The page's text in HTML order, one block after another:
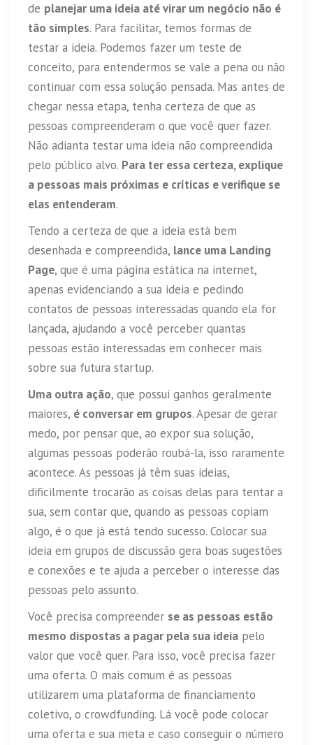
de planejar uma ideia até virar um negócio não é
tão simples. Para facilitar, temos formas de
testar a ideia. Podemos fazer um teste de
conceito, para entendermos se vale a pena ou não
continuar com essa solução pensada. Mas antes de
chegar nessa etapa, tenha certeza de que as
pessoas compreenderam o que você quer fazer.
Não adianta testar uma ideia não compreendida
pelo público alvo. Para ter essa certeza, explique
a pessoas mais próximas e críticas e verifique se
elas entenderam.
Tendo a certeza de que a ideia está bem
desenhada e compreendida, lance uma Landing
Page, que é uma página estática na internet,
apenas evidenciando a sua ideia e pedindo
contatos de pessoas interessadas quando ela for
lançada, ajudando a você perceber quantas
pessoas estão interessadas em conhecer mais
sobre sua futura startup.
Uma outra ação, que possui ganhos geralmente
maiores, é conversar em grupos. Apesar de gerar
medo, por pensar que, ao expor sua solução,
algumas pessoas poderão roubá-la, isso raramente
acontece. As pessoas já têm suas ideias,
dificilmente trocarão as coisas delas para tentar a
sua, sem contar que, quando as pessoas copiam
algo, é o que já está tendo sucesso. Colocar sua
ideia em grupos de discussão gera boas sugestões
e conexões e te ajuda a perceber o interesse das
pessoas pelo assunto.
Você precisa compreender se as pessoas estão
mesmo dispostas a pagar pela sua ideia pelo
valor que você quer. Para isso, você precisa fazer
uma oferta. O mais comum é as pessoas
utilizarem uma plataforma de financiamento
coletivo, o crowdfunding. Lá você pode colocar
uma oferta e sua meta e caso conseguir o número